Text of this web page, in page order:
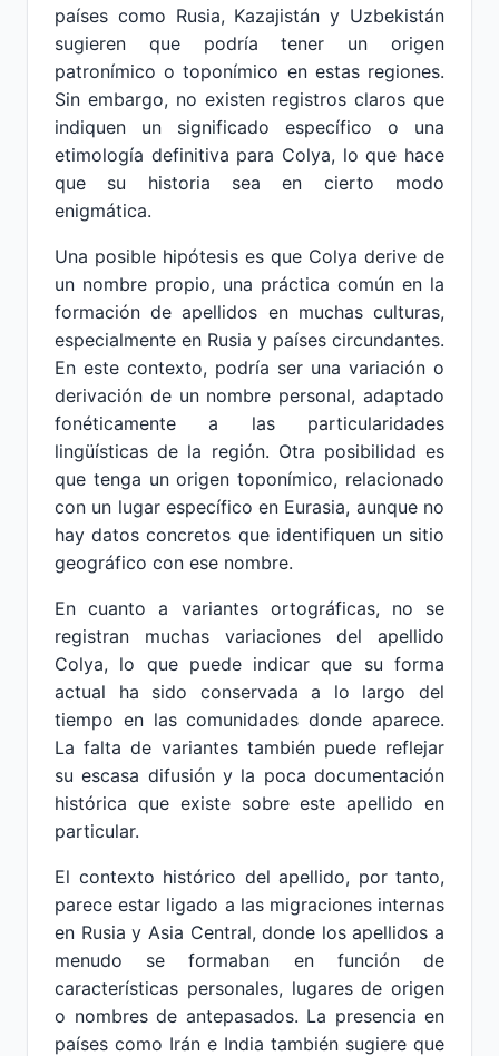
países como Rusia, Kazajistán y Uzbekistán
sugieren que podría tener un origen
patronímico o toponímico en estas regiones.
Sin embargo, no existen registros claros que
indiquen un significado específico o una
etimología definitiva para Colya, lo que hace
que su historia sea en cierto modo
enigmática.
Una posible hipótesis es que Colya derive de
un nombre propio, una práctica común en la
formación de apellidos en muchas culturas,
especialmente en Rusia y países circundantes.
En este contexto, podría ser una variación o
derivación de un nombre personal, adaptado
fonéticamente a las particularidades
lingüísticas de la región. Otra posibilidad es
que tenga un origen toponímico, relacionado
con un lugar específico en Eurasia, aunque no
hay datos concretos que identifiquen un sitio
geográfico con ese nombre.
En cuanto a variantes ortográficas, no se
registran muchas variaciones del apellido
Colya, lo que puede indicar que su forma
actual ha sido conservada a lo largo del
tiempo en las comunidades donde aparece.
La falta de variantes también puede reflejar
su escasa difusión y la poca documentación
histórica que existe sobre este apellido en
particular.
El contexto histórico del apellido, por tanto,
parece estar ligado a las migraciones internas
en Rusia y Asia Central, donde los apellidos a
menudo se formaban en función de
características personales, lugares de origen
o nombres de antepasados. La presencia en
países como Irán e India también sugiere que